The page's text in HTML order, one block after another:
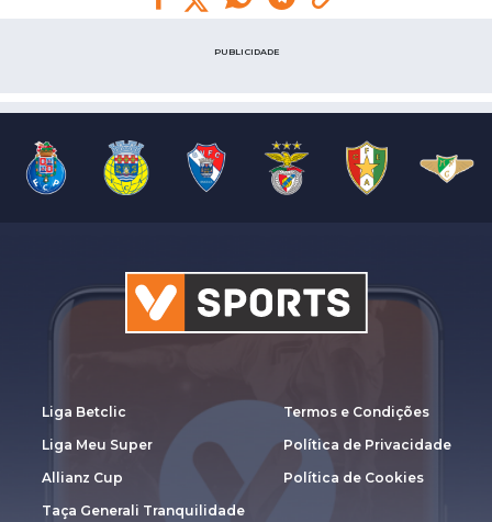
PUBLICIDADE
Liga Betclic
Liga Meu Super
Allianz Cup
Taça Generali Tranquilidade
Termos e Condições
Política de Privacidade
Política de Cookies